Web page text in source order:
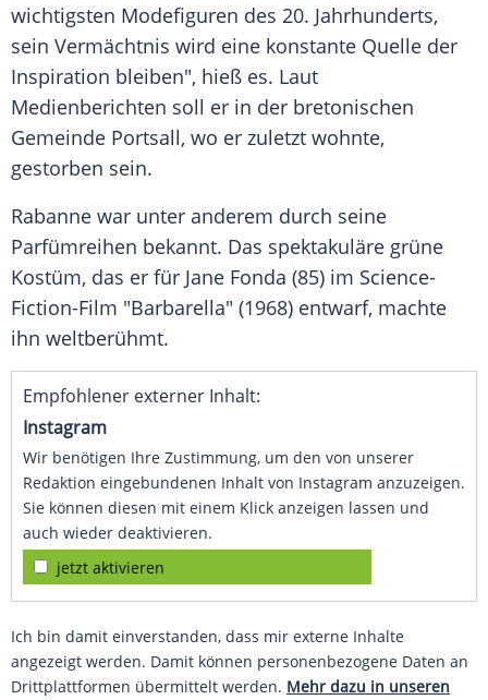
wichtigsten Modefiguren des 20. Jahrhunderts,
sein Vermächtnis wird eine konstante Quelle der
Inspiration bleiben", hieß es. Laut
Medienberichten soll er in der bretonischen
Gemeinde Portsall, wo er zuletzt wohnte,
gestorben sein.
Rabanne war unter anderem durch seine
Parfümreihen bekannt. Das spektakuläre grüne
Kostüm, das er für Jane Fonda (85) im Science-
Fiction-Film "Barbarella" (1968) entwarf, machte
ihn weltberühmt.
Empfohlener externer Inhalt:
Instagram
Wir benötigen Ihre Zustimmung, um den von unserer
Redaktion eingebundenen Inhalt von Instagram anzuzeigen.
Sie können diesen mit einem Klick anzeigen lassen und
auch wieder deaktivieren.
jetzt aktivieren
Ich bin damit einverstanden, dass mir externe Inhalte
angezeigt werden. Damit können personenbezogene Daten an
Drittplattformen übermittelt werden. Mehr dazu in unseren